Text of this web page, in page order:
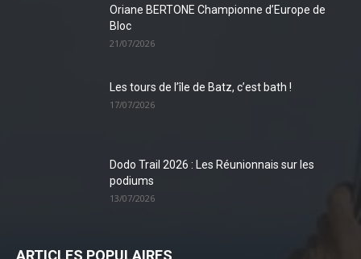
Oriane BERTONE Championne d’Europe de
Bloc
21/07/2026
Les tours de l’île de Batz, c’est bath !
17/07/2026
Dodo Trail 2026 : Les Réunionnais sur les
podiums
13/07/2026